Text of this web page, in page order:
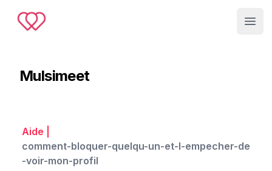
Muslimeet
Mulsimeet
Aide
comment-bloquer-quelqu-un-et-l-empecher-de
-voir-mon-profil